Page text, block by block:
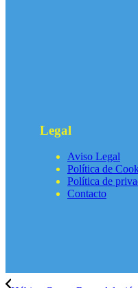
Legal
Aviso Legal
Política de
Política de
Contacto